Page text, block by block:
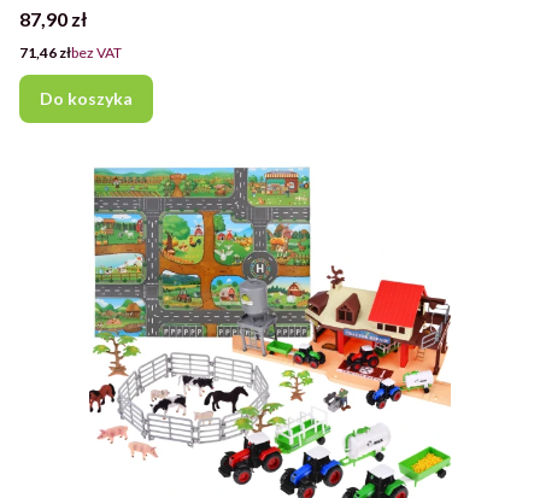
Cena
87,90 zł
Cena
71,46 złbez VAT
Do koszyka